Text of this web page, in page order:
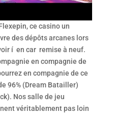
ce casino un
des dépôts arcanes lors
í en car remise à neuf.
en compagnie de
en compagnie de ce
96% (Dream Batailler)
Nos salle de jeu
véritablement pas loin